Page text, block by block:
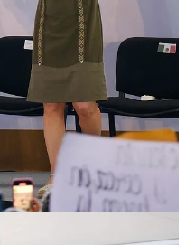
de las Fuerzas
Lezama afirmó: “hoy en
una nueva historia,
mayor: el que escribe el
decidió cambiar su
profunda”.
sabemos que todavía
resisten a que continúe esta
Grupos conservadores
años y quieren seguir
las y los quintanarroenses
contra de esos intereses.
para defender a usted, a su